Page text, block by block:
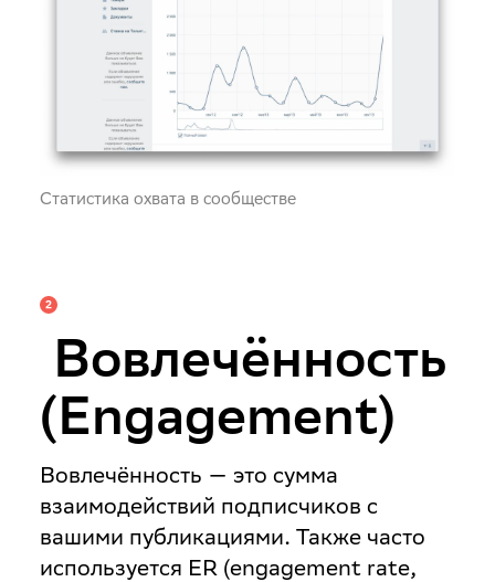
Статистика охвата в сообществе
Вовлечённость
(Engagement)
Вовлечённость — это сумма
взаимодействий подписчиков с
вашими публикациями. Также часто
используется ER (engagement rate,